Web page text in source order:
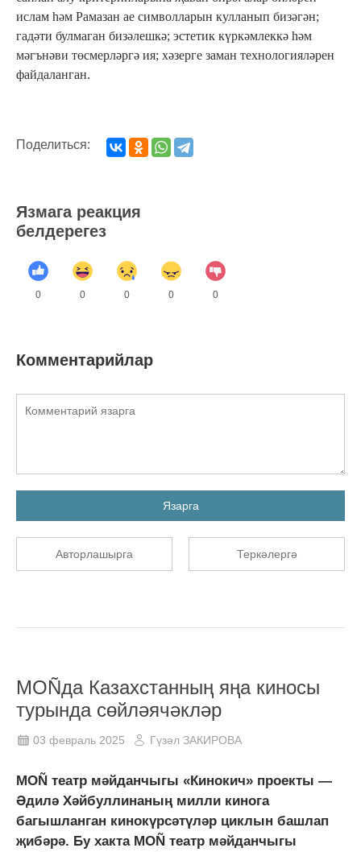
ислам һәм Рамазан ае символларын кулланып бизәгән;
гадәти булмаган бизәлешкә; эстетик күркәмлеккә һәм
мәгънәви төсмерләргә ия; хәзерге заман технологияләрен
файдаланган.
Поделиться:
Язмага реакция
белдерегез
0 0 0 0 0
Комментарийлар
Язарга
Авторлашырга Теркәлергә
MOÑда Казахстанның яңа киносы
турында сөйләячәкләр
03 февраль 2025 Гүзәл ЗАКИРОВА
MOÑ театр мәйданчыгы «Кинокич» проекты —
Әдилә Хәйбуллинаның милли кинога
багышланган кинокүрсәтүләр циклын башлап
җибәрә. Бу хакта MOÑ театр мәйданчыгы